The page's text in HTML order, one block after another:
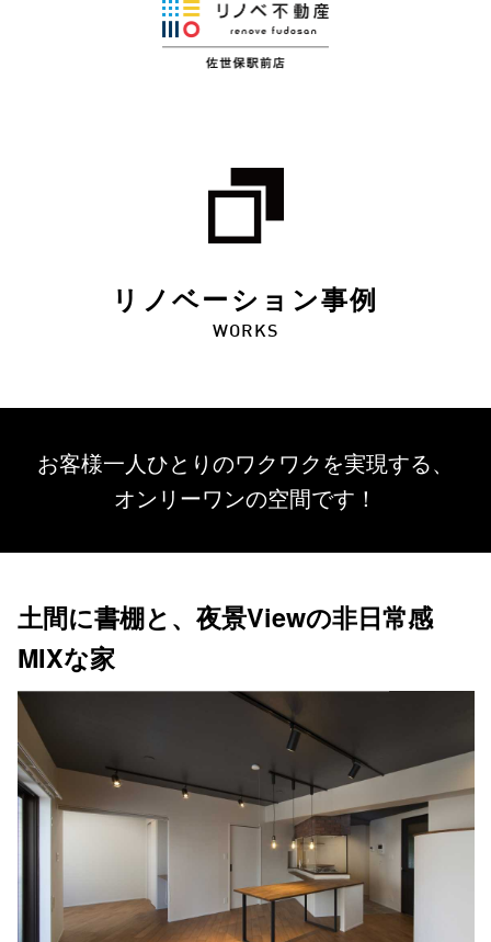
リノベーション事例
WORKS
お客様一人ひとりのワクワクを実現する、
オンリーワンの空間です！
土間に書棚と、夜景Viewの非日常感
MIXな家